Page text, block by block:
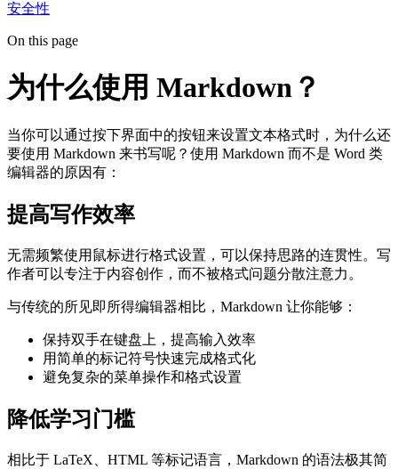
安全性
On this page
为什么使用 Markdown？
当你可以通过按下界面中的按钮来设置文本格式时，为什么还
要使用 Markdown 来书写呢？使用 Markdown 而不是 Word 类
编辑器的原因有：
提高写作效率
无需频繁使用鼠标进行格式设置，可以保持思路的连贯性。写
作者可以专注于内容创作，而不被格式问题分散注意力。
与传统的所见即所得编辑器相比，Markdown 让你能够：
保持双手在键盘上，提高输入效率
用简单的标记符号快速完成格式化
避免复杂的菜单操作和格式设置
降低学习门槛
相比于 LaTeX、HTML 等标记语言，Markdown 的语法极其简